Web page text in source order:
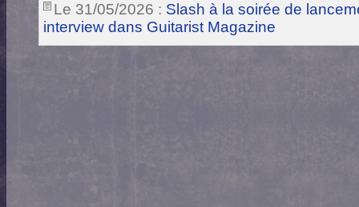
Le 31/05/2026 : Slash à la soirée de
interview dans Guitarist Magazine